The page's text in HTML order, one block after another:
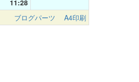
11:28
ブログパーツ A4印刷